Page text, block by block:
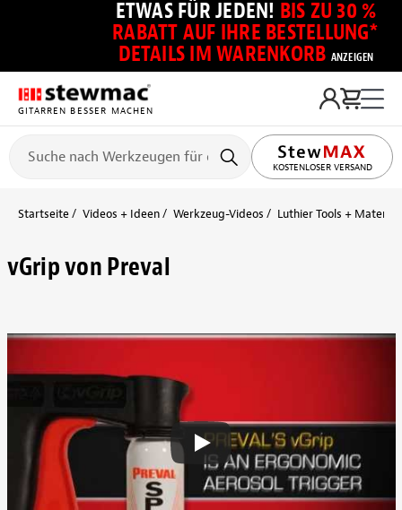
ETWAS FÜR JEDEN! BIS ZU 30 %
RABATT AUF IHRE BESTELLUNG*
DETAILS IM WARENKORB ANZEIGEN
GITARREN BESSER MACHEN
KOSTENLOSER VERSAND
Startseite Videos + Ideen Werkzeug-Videos Luthier Tools +
vGrip von Preval